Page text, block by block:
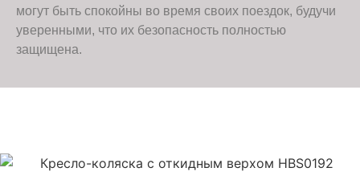
могут быть спокойны во время своих поездок, будучи
уверенными, что их безопасность полностью
защищена.